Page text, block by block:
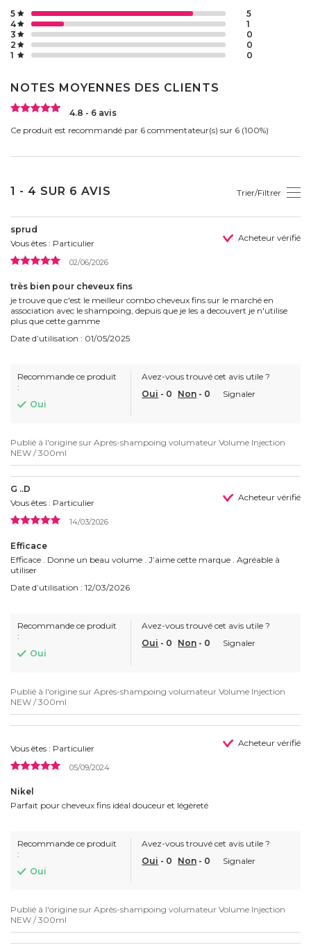
1 0
2 0
3 0
4 1
5 5
NOTES MOYENNES DES CLIENTS
4.8 - 6 avis
Ce produit est recommandé par 6 commentateur(s) sur 6 (100%)
1 - 4 SUR 6 AVIS Trier/Filtrer
sprud
Vous êtes : Particulier
Acheteur vérifié
02/06/2026
très bien pour cheveux fins
je trouve que c'est le meilleur combo cheveux fins sur le marché en
association avec le shampoing, depuis que je les a decouvert je n'utilise
plus que cette gamme
Date d’utilisation : 01/05/2025
Recommande ce produit
:
Oui
Avez-vous trouvé cet avis utile ?
Oui - 0 Non - 0 Signaler
Publié à l'origine sur Après-shampoing volumateur Volume Injection
NEW / 300ml
G ..D
Vous êtes : Particulier
Acheteur vérifié
14/03/2026
Efficace
Efficace . Donne un beau volume . J’aime cette marque . Agréable à
utiliser
Date d’utilisation : 12/03/2026
Recommande ce produit
:
Oui
Avez-vous trouvé cet avis utile ?
Oui - 0 Non - 0 Signaler
Publié à l'origine sur Après-shampoing volumateur Volume Injection
NEW / 300ml
Vous êtes : Particulier Acheteur vérifié
05/09/2024
Nikel
Parfait pour cheveux fins idéal douceur et légèreté
Recommande ce produit
:
Oui
Avez-vous trouvé cet avis utile ?
Oui - 0 Non - 0 Signaler
Publié à l'origine sur Après-shampoing volumateur Volume Injection
NEW / 300ml